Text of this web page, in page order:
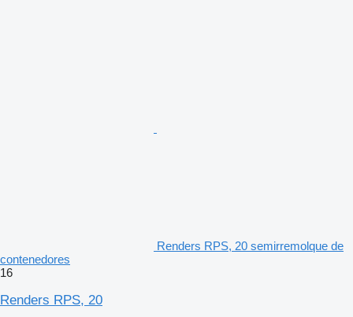
Renders RPS, 20 semirremolque de
contenedores
16
Renders RPS, 20